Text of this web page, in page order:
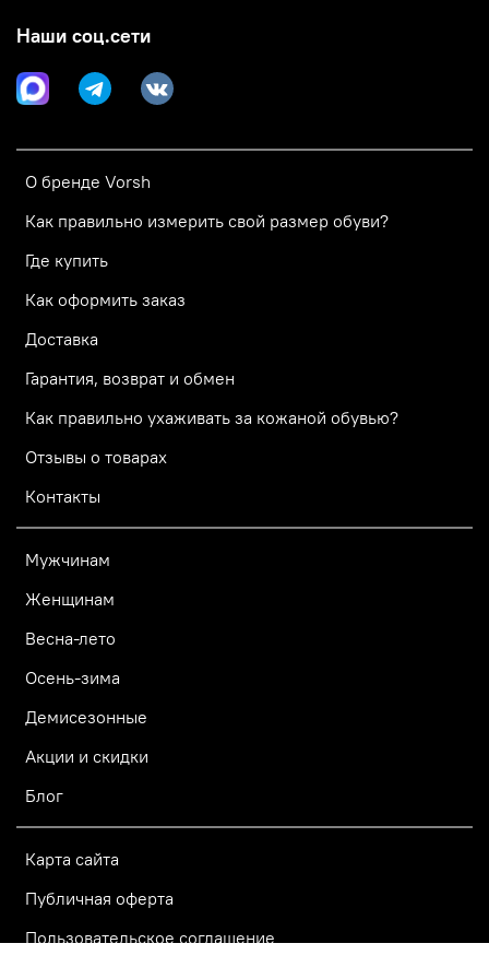
О бренде Vorsh
Как правильно измерить свой размер обуви?
Где купить
Как оформить заказ
Доставка
Гарантия, возврат и обмен
Как правильно ухаживать за кожаной обувью?
Отзывы о товарах
Контакты
Мужчинам
Женщинам
Весна-лето
Осень-зима
Демисезонные
Акции и скидки
Блог
Карта сайта
Публичная оферта
Пользовательское соглашение
Наши соц.сети